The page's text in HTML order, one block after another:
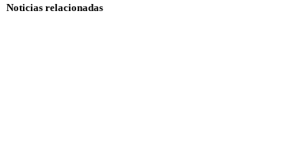
Noticias relacionadas